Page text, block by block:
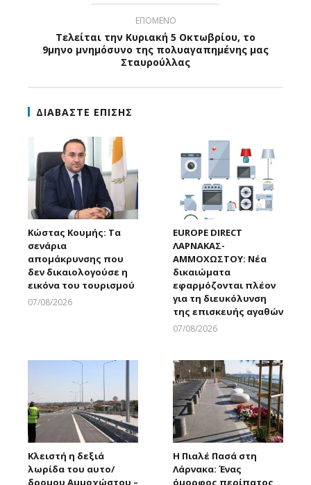
ΕΠΟΜΕΝΟ
Τελείται την Κυριακή 5 Οκτωβρίου, το
9μηνο μνημόσυνο της πολυαγαπημένης μας
Σταυρούλλας
ΔΙΑΒΑΣΤΕ ΕΠΙΣΗΣ
Κώστας Κουμής: Τα
σενάρια
απομάκρυνσης που
δεν δικαιολογούσε η
εικόνα του τουρισμού
07/08/2026
EUROPE DIRECT
ΛΑΡΝΑΚΑΣ-
ΑΜΜΟΧΩΣΤΟΥ: Νέα
δικαιώματα
εφαρμόζονται πλέον
για τη διευκόλυνση
της επισκευής αγαθών
07/08/2026
Κλειστή η δεξιά
λωρίδα του αυτο/
δρομου Αμμοχώστου –
Η Πιαλέ Πασά στη
Λάρνακα: Ένας
όμορφος περίπατος